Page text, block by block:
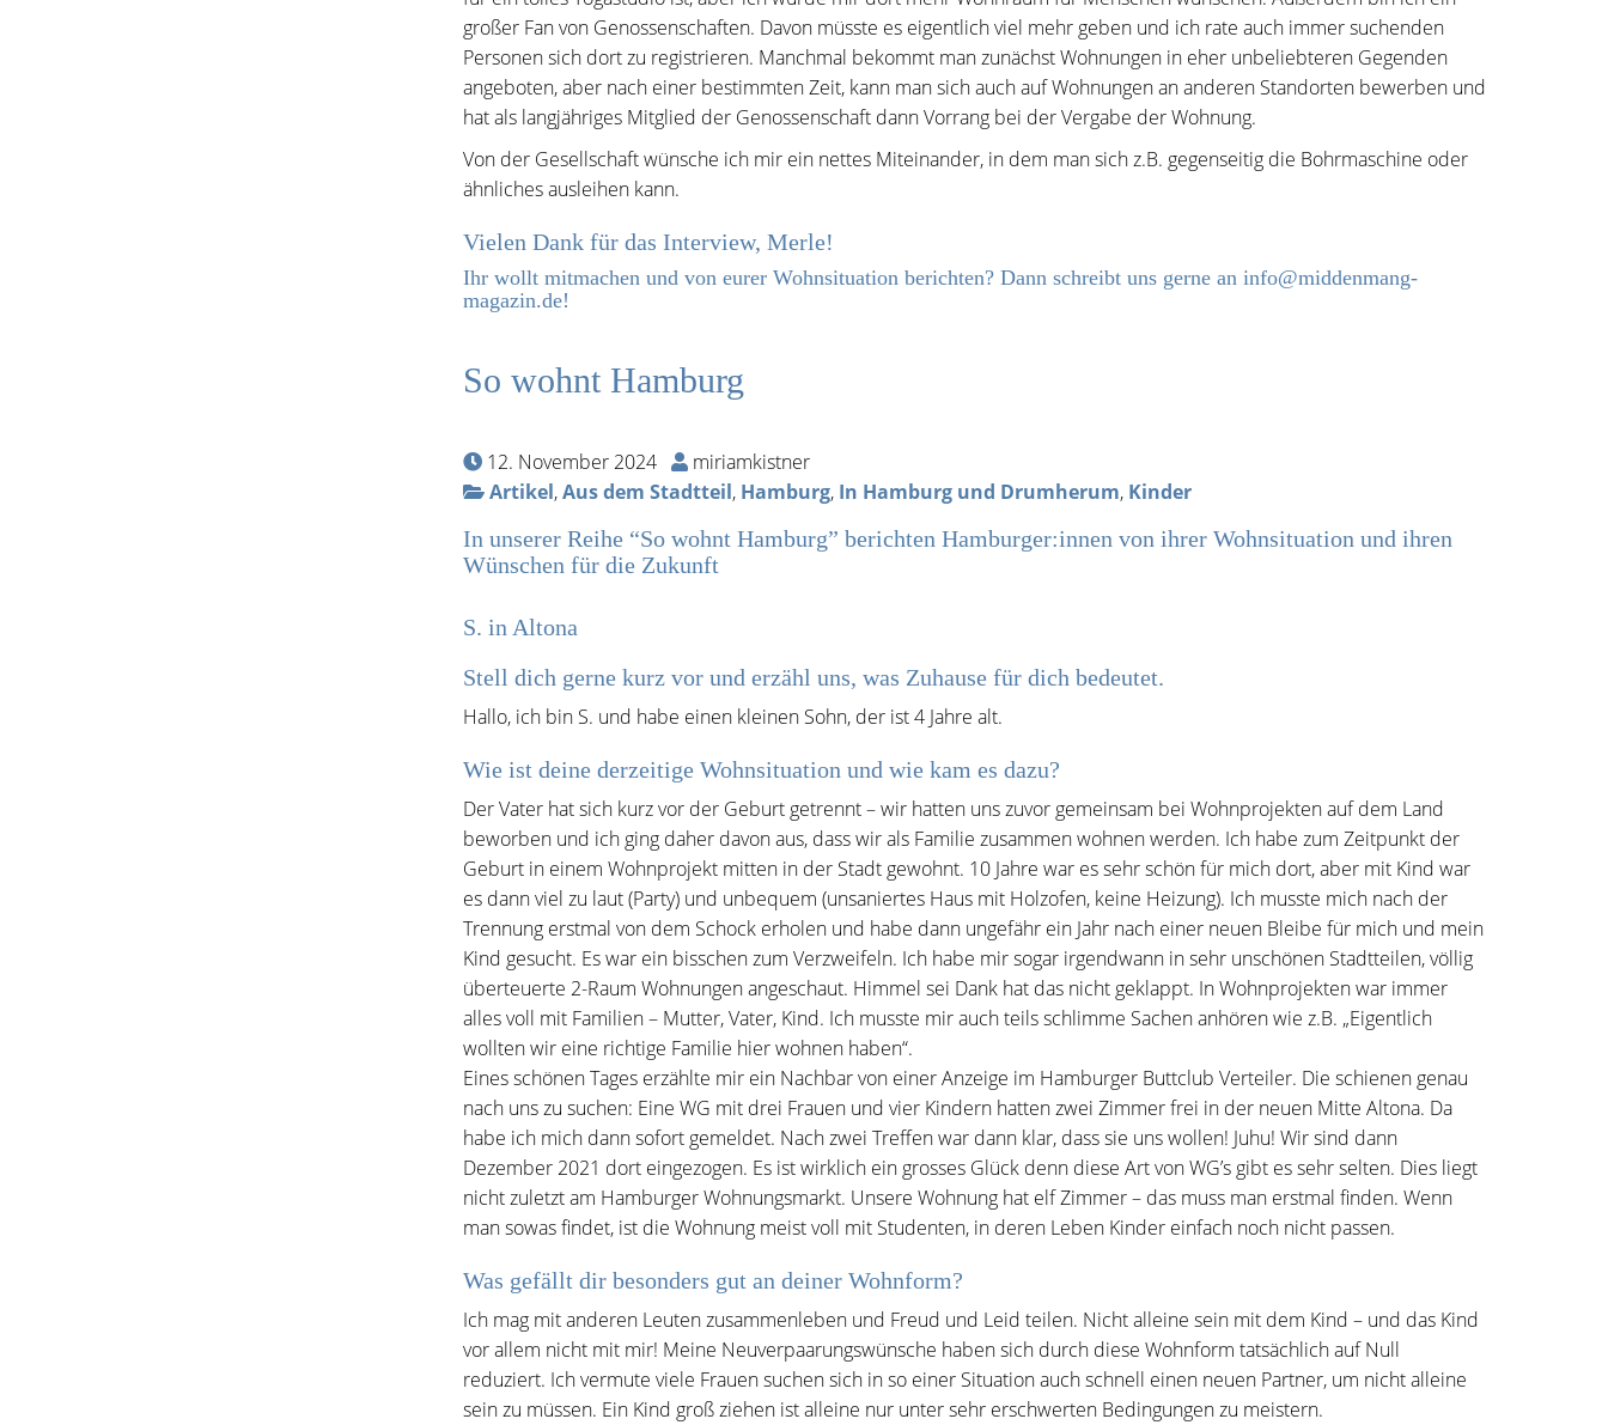
großer Fan von Genossenschaften. Davon müsste es eigentlich viel mehr geben und ich rate auch immer suchenden
Personen sich dort zu registrieren. Manchmal bekommt man zunächst Wohnungen in eher unbeliebteren Gegenden
angeboten, aber nach einer bestimmten Zeit, kann man sich auch auf Wohnungen an anderen Standorten bewerben und
hat als langjähriges Mitglied der Genossenschaft dann Vorrang bei der Vergabe der Wohnung.
Von der Gesellschaft wünsche ich mir ein nettes Miteinander, in dem man sich z.B. gegenseitig die Bohrmaschine oder
ähnliches ausleihen kann.
Vielen Dank für das Interview, Merle!
Ihr wollt mitmachen und von eurer Wohnsituation berichten? Dann schreibt uns gerne an info@middenmang-
magazin.de!
So wohnt Hamburg
12. November 2024
miriamkistner
Artikel,Aus dem Stadtteil, Hamburg, In Hamburg und Drumherum, Kinder
In unserer Reihe “So wohnt Hamburg” berichten Hamburger:innen von ihrer Wohnsituation und ihren
Wünschen für die Zukunft
S. in Altona
Stell dich gerne kurz vor und erzähl uns, was Zuhause für dich bedeutet.
Hallo, ich bin S. und habe einen kleinen Sohn, der ist 4 Jahre alt.
Wie ist deine derzeitige Wohnsituation und wie kam es dazu?
Der Vater hat sich kurz vor der Geburt getrennt – wir hatten uns zuvor gemeinsam bei Wohnprojekten auf dem Land
beworben und ich ging daher davon aus, dass wir als Familie zusammen wohnen werden. Ich habe zum Zeitpunkt der
Geburt in einem Wohnprojekt mitten in der Stadt gewohnt. 10 Jahre war es sehr schön für mich dort, aber mit Kind war
es dann viel zu laut (Party) und unbequem (unsaniertes Haus mit Holzofen, keine Heizung). Ich musste mich nach der
Trennung erstmal von dem Schock erholen und habe dann ungefähr ein Jahr nach einer neuen Bleibe für mich und mein
Kind gesucht. Es war ein bisschen zum Verzweifeln. Ich habe mir sogar irgendwann in sehr unschönen Stadtteilen, völlig
überteuerte 2-Raum Wohnungen angeschaut. Himmel sei Dank hat das nicht geklappt. In Wohnprojekten war immer
alles voll mit Familien – Mutter, Vater, Kind. Ich musste mir auch teils schlimme Sachen anhören wie z.B. „Eigentlich
wollten wir eine richtige Familie hier wohnen haben“.
Eines schönen Tages erzählte mir ein Nachbar von einer Anzeige im Hamburger Buttclub Verteiler. Die schienen genau
nach uns zu suchen: Eine WG mit drei Frauen und vier Kindern hatten zwei Zimmer frei in der neuen Mitte Altona. Da
habe ich mich dann sofort gemeldet. Nach zwei Treffen war dann klar, dass sie uns wollen! Juhu! Wir sind dann
Dezember 2021 dort eingezogen. Es ist wirklich ein grosses Glück denn diese Art von WG’s gibt es sehr selten. Dies liegt
nicht zuletzt am Hamburger Wohnungsmarkt. Unsere Wohnung hat elf Zimmer – das muss man erstmal finden. Wenn
man sowas findet, ist die Wohnung meist voll mit Studenten, in deren Leben Kinder einfach noch nicht passen.
Was gefällt dir besonders gut an deiner Wohnform?
Ich mag mit anderen Leuten zusammenleben und Freud und Leid teilen. Nicht alleine sein mit dem Kind – und das Kind
vor allem nicht mit mir! Meine Neuverpaarungswünsche haben sich durch diese Wohnform tatsächlich auf Null
reduziert. Ich vermute viele Frauen suchen sich in so einer Situation auch schnell einen neuen Partner, um nicht alleine
sein zu müssen. Ein Kind groß ziehen ist alleine nur unter sehr erschwerten Bedingungen zu meistern.